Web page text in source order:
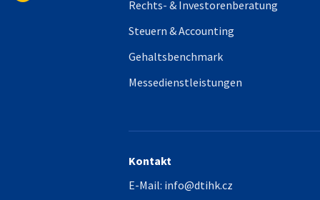
Rechts- & Investorenberatung
Steuern & Accounting
Gehaltsbenchmark
Messedienstleistungen
Kontakt
E-Mail: info@dtihk.cz